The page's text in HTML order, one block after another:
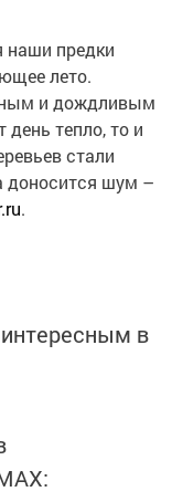
наши предки
лето.
и дождливым
день тепло, то и
стали
доносится шум –
.
в